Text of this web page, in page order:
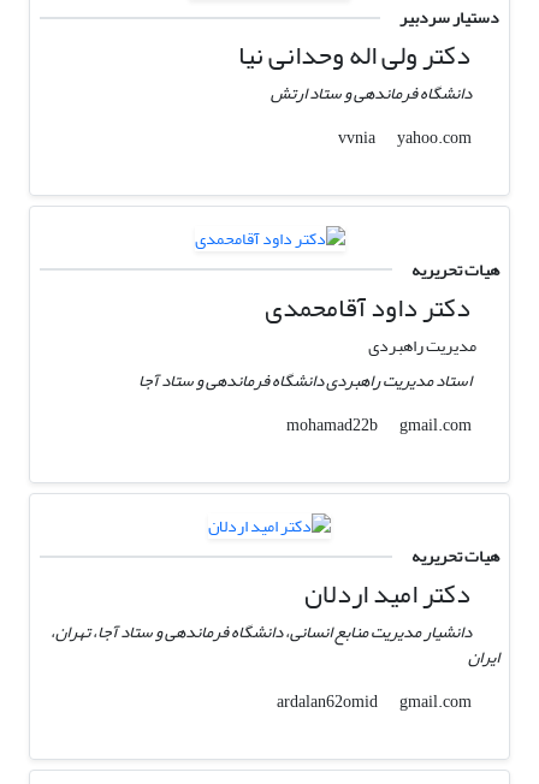
دستیار سردبیر
دکتر ولی اله وحدانی نیا
دانشگاه فرماندهی و ستاد ارتش
vvnia
yahoo.com
هیات تحریریه
دکتر داود آقامحمدی
مدیریت راهبردی
استاد مدیریت راهبردی دانشگاه فرماندهی و ستاد آجا
mohamad22b
gmail.com
هیات تحریریه
دکتر امید اردلان
دانشیار مدیریت منابع انسانی، دانشگاه فرماندهی و ستاد آجا، تهران،
ایران
ardalan62omid
gmail.com